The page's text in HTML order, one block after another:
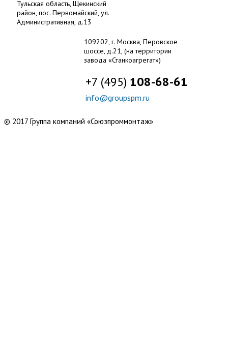
Тульская область, Щекинский
район, пос. Первомайский, ул.
Административная, д.13
109202, г. Москва, Перовское
шоссе, д.21, (на территории
завода «Станкоагрегат»)
+7 (495) 108-68-61
info@groupspm.ru
© 2017 Группа компаний «Союзпроммонтаж»